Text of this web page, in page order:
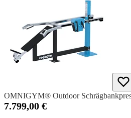
OMNIGYM® Outdoor
7.799,00 €